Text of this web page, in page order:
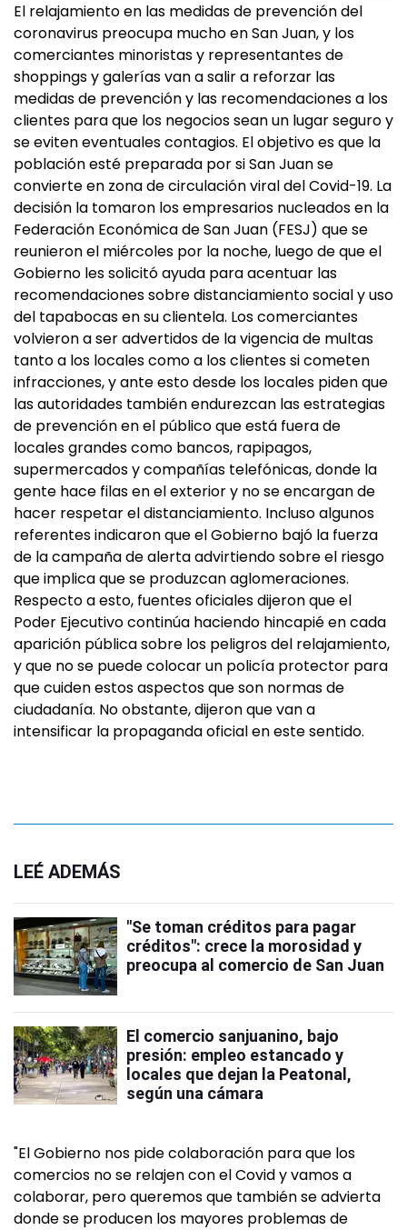
El relajamiento en las medidas de prevención del
coronavirus preocupa mucho en San Juan, y los
comerciantes minoristas y representantes de
shoppings y galerías van a salir a reforzar las
medidas de prevención y las recomendaciones a los
clientes para que los negocios sean un lugar seguro y
se eviten eventuales contagios. El objetivo es que la
población esté preparada por si San Juan se
convierte en zona de circulación viral del Covid-19. La
decisión la tomaron los empresarios nucleados en la
Federación Económica de San Juan (FESJ) que se
reunieron el miércoles por la noche, luego de que el
Gobierno les solicitó ayuda para acentuar las
recomendaciones sobre distanciamiento social y uso
del tapabocas en su clientela. Los comerciantes
volvieron a ser advertidos de la vigencia de multas
tanto a los locales como a los clientes si cometen
infracciones, y ante esto desde los locales piden que
las autoridades también endurezcan las estrategias
de prevención en el público que está fuera de
locales grandes como bancos, rapipagos,
supermercados y compañías telefónicas, donde la
gente hace filas en el exterior y no se encargan de
hacer respetar el distanciamiento. Incluso algunos
referentes indicaron que el Gobierno bajó la fuerza
de la campaña de alerta advirtiendo sobre el riesgo
que implica que se produzcan aglomeraciones.
Respecto a esto, fuentes oficiales dijeron que el
Poder Ejecutivo continúa haciendo hincapié en cada
aparición pública sobre los peligros del relajamiento,
y que no se puede colocar un policía protector para
que cuiden estos aspectos que son normas de
ciudadanía. No obstante, dijeron que van a
intensificar la propaganda oficial en este sentido.
LEÉ ADEMÁS
"Se toman créditos para pagar
créditos": crece la morosidad y
preocupa al comercio de San Juan
El comercio sanjuanino, bajo
presión: empleo estancado y
locales que dejan la Peatonal,
según una cámara
"El Gobierno nos pide colaboración para que los
comercios no se relajen con el Covid y vamos a
colaborar, pero queremos que también se advierta
donde se producen los mayores problemas de